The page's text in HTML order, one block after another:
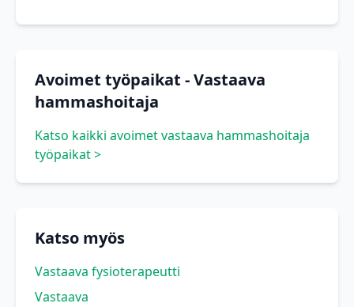
Avoimet työpaikat - Vastaava
hammashoitaja
Katso kaikki avoimet vastaava hammashoitaja
työpaikat >
Katso myös
Vastaava fysioterapeutti
Vastaava